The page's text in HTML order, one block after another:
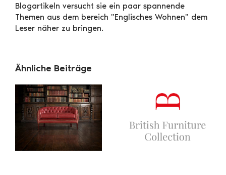
Blogartikeln versucht sie ein paar spannende
Themen aus dem bereich "Englisches Wohnen" dem
Leser näher zu bringen.
Ähnliche Beiträge